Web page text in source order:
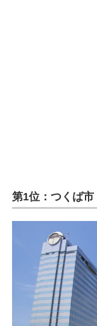
第1位：つくば市